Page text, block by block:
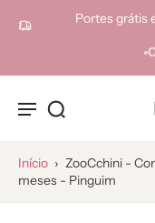
Portes grátis
Início › ZooCchini -
meses - Pinguim